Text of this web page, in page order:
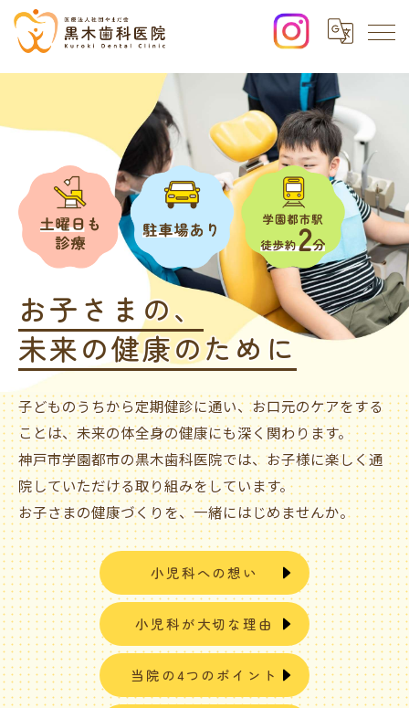
お子さまの、
未来の健康のために
子どものうちから定期健診に通い、お口元のケアをする
ことは、未来の体全身の健康にも深く関わります。
神戸市学園都市の黒木歯科医院では、お子様に楽しく通
院していただける取り組みをしています。
お子さまの健康づくりを、一緒にはじめませんか。
小児科への想い
小児科が大切な理由
当院の4つのポイント